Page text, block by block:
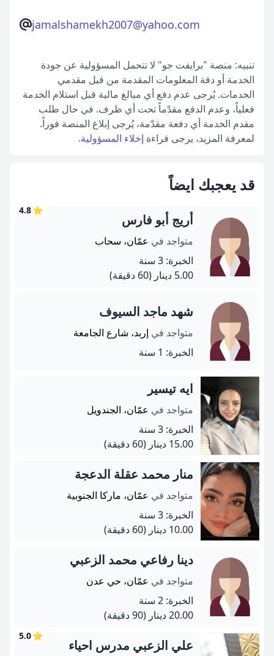
jamalshamekh2007@yahoo.com
تنبيه: منصة "برايفت جو" لا تتحمل المسؤولية عن جودة
الخدمة أو دقة المعلومات المقدمة من قبل مقدمي
الخدمات. يُرجى عدم دفع أي مبالغ مالية قبل استلام الخدمة
فعلياً، وعدم الدفع مقدّماً تحت أي ظرف. في حال طلب
مقدم الخدمة أي دفعة مقدّمة، يُرجى إبلاغ المنصة فوراً.
لمعرفة المزيد، يرجى قراءة إخلاء المسؤولية.
قد يعجبك ايضاً
⭐
4.8
أريج أبو فارس
متواجد في عمّان، سحاب
الخبرة: 3 سنة
5.00 دينار
(60 دقيقة)
شهد ماجد السيوف
متواجد في إربد، شارع الجامعة
الخبرة: 1 سنة
ايه تيسير
متواجد في عمّان، الجندويل
الخبرة: 3 سنة
15.00 دينار
(60 دقيقة)
منار محمد عقلة الدعجة
متواجد في عمّان، ماركا الجنوبية
الخبرة: 3 سنة
10.00 دينار
(60 دقيقة)
دينا رفاعي محمد الزعبي
متواجد في عمّان، حي عدن
الخبرة: 2 سنة
20.00 دينار
(90 دقيقة)
⭐
5.0
علي الزعبي مدرس احياء